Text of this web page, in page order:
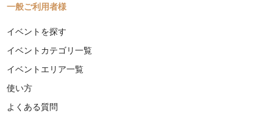
一般ご利用者様
イベントを探す
イベントカテゴリ一覧
イベントエリア一覧
使い方
よくある質問